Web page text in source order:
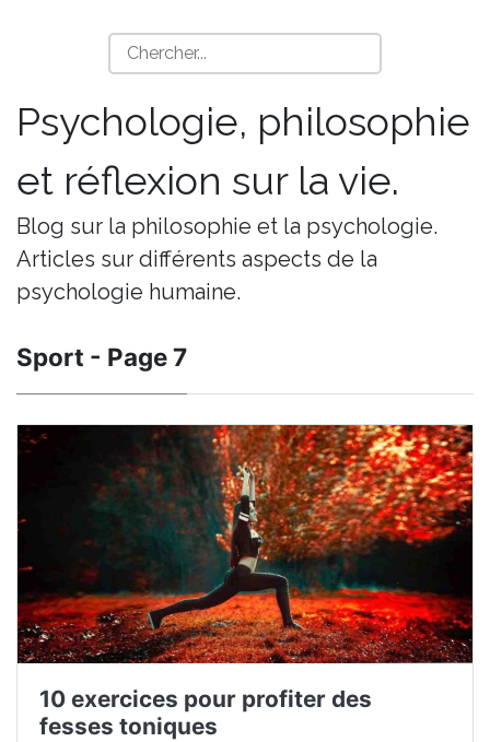
Psychologie, philosophie
et réflexion sur la vie.
Blog sur la philosophie et la psychologie.
Articles sur différents aspects de la
psychologie humaine.
Sport - Page 7
10 exercices pour profiter des
fesses toniques